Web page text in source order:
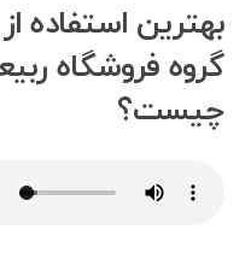
بهترین استفاده‌
گروه فروشگاه
چیست؟